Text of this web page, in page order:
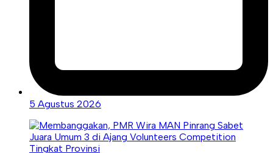
5 Agustus 2026